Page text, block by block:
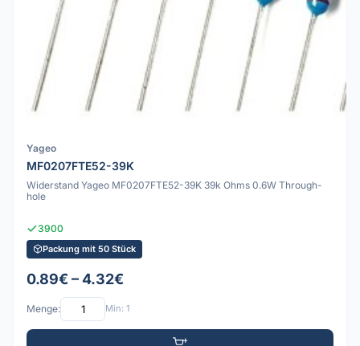
Yageo
MF0207FTE52-39K
Widerstand Yageo MF0207FTE52-39K 39k Ohms 0.6W Through-
hole
3900
Packung mit 50 Stück
0.89€ – 4.32€
Menge: Min: 1